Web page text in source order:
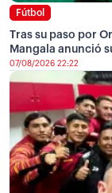
Fútbol
Tras su paso por
Mangala anunció
07/08/2026 22:22